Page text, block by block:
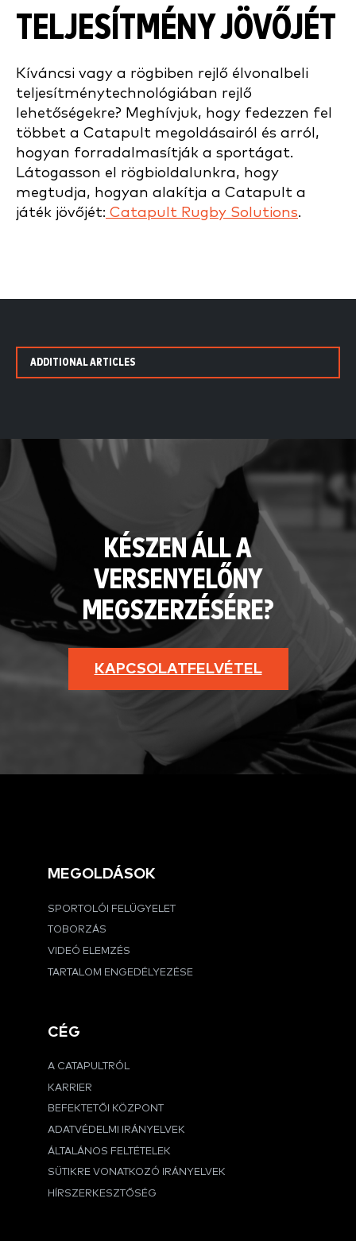
TELJESÍTMÉNY JÖVŐJÉT
Kíváncsi vagy a rögbiben rejlő élvonalbeli
teljesítménytechnológiában rejlő
lehetőségekre? Meghívjuk, hogy fedezzen fel
többet a Catapult megoldásairól és arról,
hogyan forradalmasítják a sportágat.
Látogasson el rögbioldalunkra, hogy
megtudja, hogyan alakítja a Catapult a
játék jövőjét: Catapult Rugby Solutions.
ADDITIONAL ARTICLES
KÉSZEN ÁLL A
VERSENYELŐNY
MEGSZERZÉSÉRE?
KAPCSOLATFELVÉTEL
MEGOLDÁSOK
SPORTOLÓI FELÜGYELET
TOBORZÁS
VIDEÓ ELEMZÉS
TARTALOM ENGEDÉLYEZÉSE
CÉG
A CATAPULTRÓL
KARRIER
BEFEKTETŐI KÖZPONT
ADATVÉDELMI IRÁNYELVEK
ÁLTALÁNOS FELTÉTELEK
SÜTIKRE VONATKOZÓ IRÁNYELVEK
HÍRSZERKESZTŐSÉG